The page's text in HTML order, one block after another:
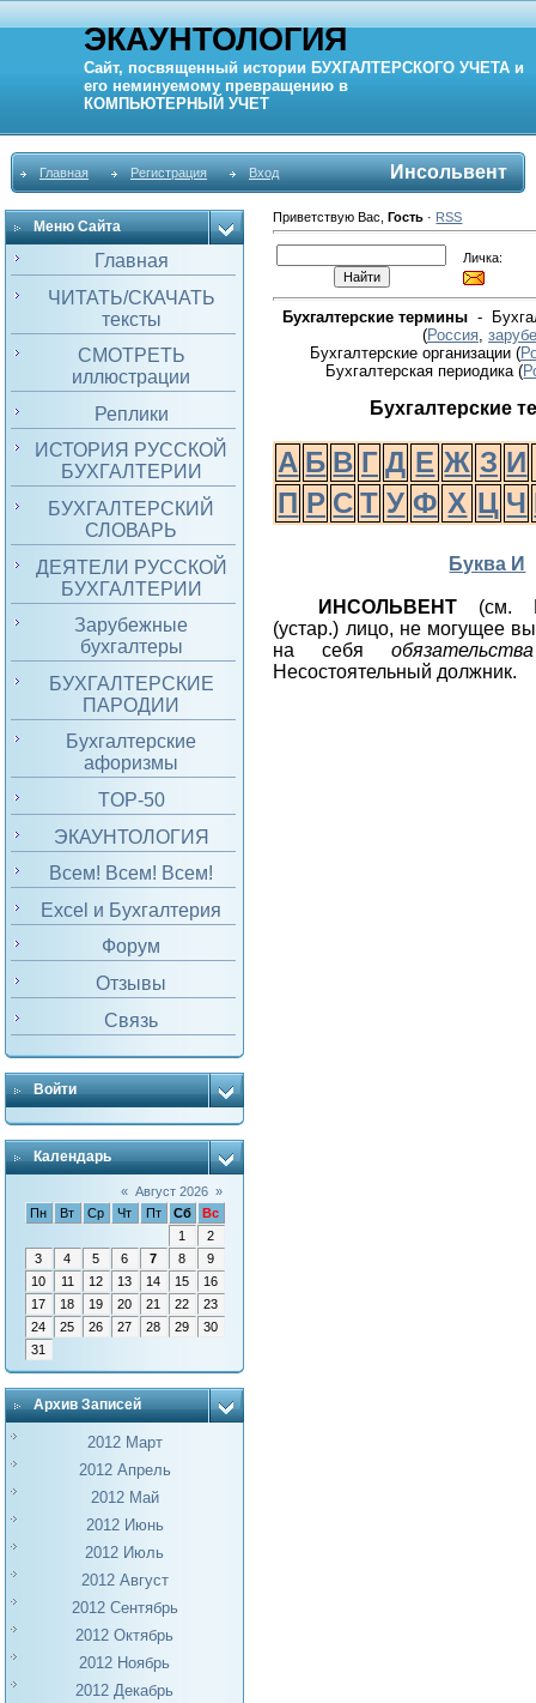
ЭКАУНТОЛОГИЯ
Сайт, посвященный истории БУХГАЛТЕРСКОГО УЧЕТА и
его неминуемому превращению в
КОМПЬЮТЕРНЫЙ УЧЕТ
Главная Регистрация Вход Инсольвент
Меню Сайта
Главная
ЧИТАТЬ/СКАЧАТЬ
тексты
СМОТРЕТЬ
иллюстрации
Реплики
ИСТОРИЯ РУССКОЙ
БУХГАЛТЕРИИ
БУХГАЛТЕРСКИЙ
СЛОВАРЬ
ДЕЯТЕЛИ РУССКОЙ
БУХГАЛТЕРИИ
Зарубежные
бухгалтеры
БУХГАЛТЕРСКИЕ
ПАРОДИИ
Бухгалтерские
афоризмы
TOP-50
ЭКАУНТОЛОГИЯ
Всем! Всем! Всем!
Excel и Бухгалтерия
Форум
Отзывы
Связь
Войти
Календарь
« Август 2026 »
Пн
Вт Ср Чт Пт Сб
Вс
1
2
3
4 5 6 7 8
9
10
11 12 13 14 15
16
17
18 19 20 21 22
23
24
25 26 27 28 29
30
31
Архив Записей
2012 Март
2012 Апрель
2012 Май
2012 Июнь
2012 Июль
2012 Август
2012 Сентябрь
2012 Октябрь
2012 Ноябрь
2012 Декабрь
Приветствую Вас ,Гость · RSS
Личка:
Бухгалтерские термины-
(Россия,
Бухгалтерские организации (
Бухгалтерская периодика(
Бухгалтерские
А Б В Г Д Е Ж З И
П Р С Т У Ф Х Ц Ч
Буква И
ИНСОЛЬВЕНТ (см.
(устар.) лицо, не могущее
на себя обязательства
Несостоятельный должник.